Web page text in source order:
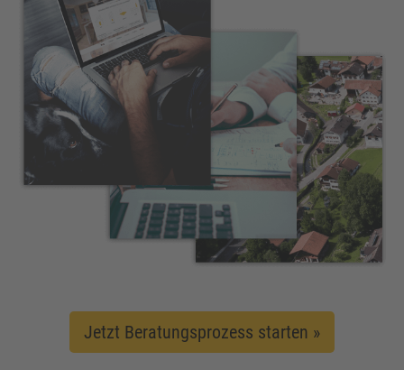
Jetzt Beratungsprozess starten »